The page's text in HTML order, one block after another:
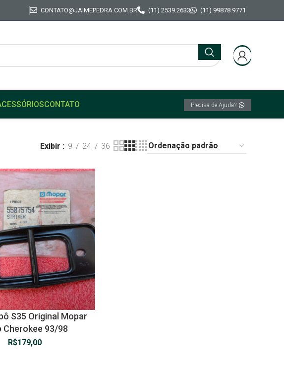
CONTATO@JAIMEPEDRA.COM.BR (11) 2539.2633 (11) 99878.9771
CONTATO Precisa de Ajuda?
Exibir 9 24 36
S35 Original Mopar
Cherokee 93/98
R$179,00